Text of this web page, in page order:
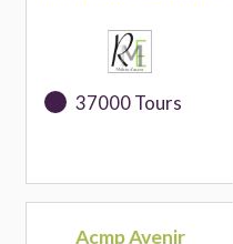
37000 Tours
Acmp Avenir